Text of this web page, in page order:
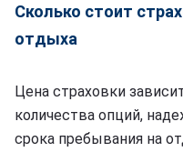
Сколько стоит
отдыха
Цена страховки
количества опций,
срока пребывания на